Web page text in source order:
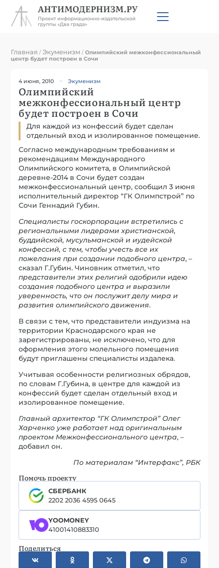
Главная /Экуменизм /Олимпийский межконфессиональный
центр будет построен в Сочи
4 июня, 2010 Экуменизм
Олимпийский
межконфессиональный центр
будет построен в Сочи
Для каждой из конфессий будет сделан
отдельный вход и изолированное помещение.
Согласно международным требованиям и
рекомендациям Международного
Олимпийского комитета, в Олимпийской
деревне-2014 в Сочи будет создан
межконфессиональный центр, сообщил 3 июня
исполнительный директор “ГК Олимпстрой” по
Сочи Геннадий Губин.
Cпециалисты госкорпорации встретились с
региональными лидерами христианской,
буддийской, мусульманской и иудейской
конфессий, с тем, чтобы учесть все их
пожелания при создании подобного центра, –
сказал Г.Губин. Чиновник отметил, что
представители этих религий одобрили идею
создания подобного центра и выразили
уверенность, что он послужит делу мира и
развития олимпийского движения.
В связи с тем, что представители индуизма на
территории Краснодарского края не
зарегистрированы, не исключено, что для
оформления этого молельного помещения
будут приглашены специалисты издалека.
Учитывая особенности религиозных обрядов,
по словам Г.Губина, в центре для каждой из
конфессий будет сделан отдельный вход и
изолированное помещение.
Главный архитектор “ГК Олимпстрой” Олег
Харченко уже работает над оригинальным
проектом Межконфессионального центра, –
добавил он.
По материалам “Интерфакс”, РБК
Помочь проекту
СБЕРБАНК
2202 2036 4595 0645
YOOMONEY
41001410883310
Поделиться